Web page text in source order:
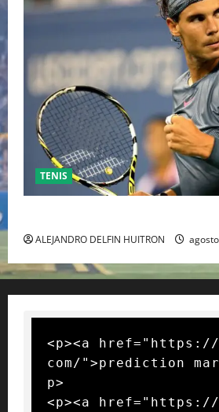
TENIS
ALEJANDRO DELFIN HUITRON
<p><a
com/">prediction
p>
<p><a